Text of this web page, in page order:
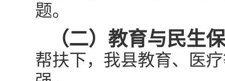
题。
（二）教育与民生
帮扶下，我县教育、医